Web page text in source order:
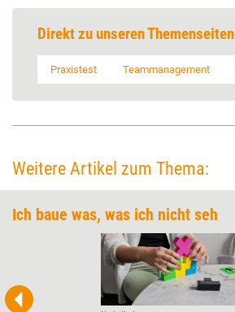
Direkt zu unseren Themenseiten
Praxistest Teammanagement
Weitere Artikel zum Thema:
Ich baue was, was ich nicht seh